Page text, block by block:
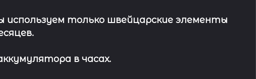
используем только швейцарские элементы
в часах.